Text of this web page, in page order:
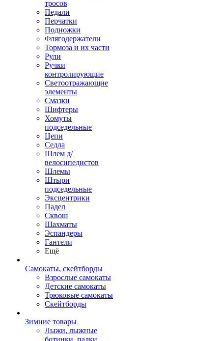
тросов
Педали
Перчатки
Подножки
Флягодержатели
Тормоза и их части
Рули
Ручки
контролирующие
Светоотражающие
элементы
Смазки
Шифтеры
Хомуты
подседельные
Цепи
Седла
Шлем д/
велосипедистов
Шлемы
Штыри
подседельные
Эксцентрики
Падел
Сквош
Шахматы
Эспандеры
Гантели
Ещё
Самокаты, скейтборды
Взрослые самокаты
Детские самокаты
Трюковые самокаты
Скейтборды
Зимние товары
Лыжи, лыжные
ботинки, палки